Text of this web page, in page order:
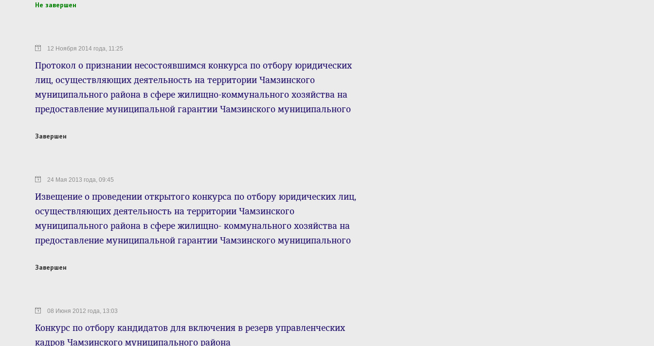
Не завершен
12 Ноября 2014 года, 11:25
Протокол о признании несостоявшимся конкурса по отбору юридических
лиц, осуществляющих деятельность на территории Чамзинского
муниципального района в сфере жилищно-коммунального хозяйства на
предоставление муниципальной гарантии Чамзинского муниципального
Завершен
24 Мая 2013 года, 09:45
Извещение о проведении открытого конкурса по отбору юридических лиц,
осуществляющих деятельность на территории Чамзинского
муниципального района в сфере жилищно- коммунального хозяйства на
предоставление муниципальной гарантии Чамзинского муниципального
Завершен
08 Июня 2012 года, 13:03
Конкурс по отбору кандидатов для включения в резерв управленческих
кадров Чамзинского муниципального района